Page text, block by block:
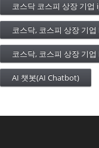
코스닥 코스피 상장 기업
코스닥, 코스피 상장 기
코스닥, 코스피 상장 기
AI 챗봇(AI Chatbot)